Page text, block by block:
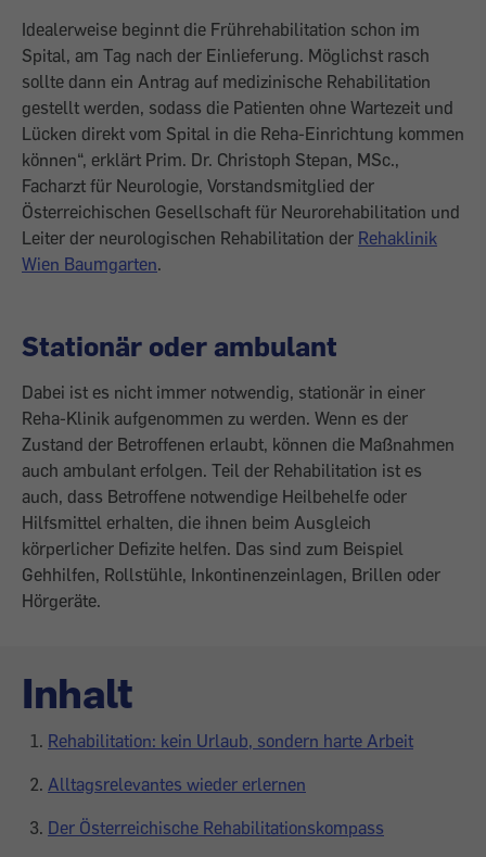
Idealerweise beginnt die Frührehabilitation schon im
Spital, am Tag nach der Einlieferung. Möglichst rasch
sollte dann ein Antrag auf medizinische Rehabilitation
gestellt werden, sodass die Patienten ohne Wartezeit und
Lücken direkt vom Spital in die Reha-Einrichtung kommen
können“, erklärt Prim. Dr. Christoph Stepan, MSc.,
Facharzt für Neurologie, Vorstandsmitglied der
Österreichischen Gesellschaft für Neurorehabilitation und
Leiter der neurologischen Rehabilitation der Rehaklinik
Wien Baumgarten.
Stationär oder ambulant
Dabei ist es nicht immer notwendig, stationär in einer
Reha-Klinik aufgenommen zu werden. Wenn es der
Zustand der Betroffenen erlaubt, können die Maßnahmen
auch ambulant erfolgen. Teil der Rehabilitation ist es
auch, dass Betroffene notwendige Heil­behelfe oder
Hilfsmittel erhalten, die ihnen beim Ausgleich
körperlicher Defizite helfen. Das sind zum Beispiel
Gehhilfen, Rollstühle, Inkontinenzeinlagen, Brillen oder
Hörgeräte.
Inhalt
Rehabilitation: kein Urlaub, sondern harte Arbeit
Alltagsrelevantes wieder erlernen
Der Österreichische Rehabilitationskompass